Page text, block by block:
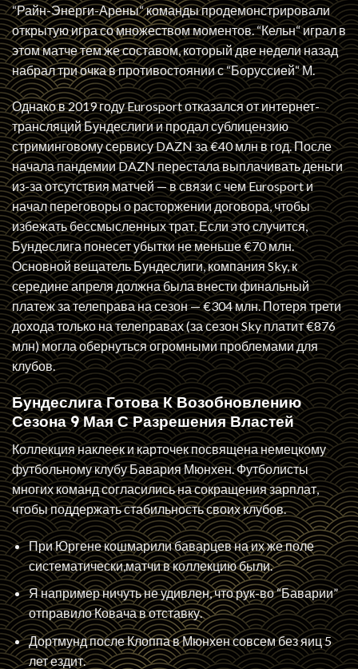
“Райн-Энерги-Арены“ команды продемонстрировали
открытую игра со множеством моментов. “Кельн“ играл в
этом матче тем же составом, который две недели назад
набрал три очка в противостоянии с “Боруссией“ М.
Однако в 2019 году Eurosport отказался от интернет-
трансляций Бундеслиги и продал сублицензию
стриминговому сервису DAZN за €40 млн в год. После
начала пандемии DAZN перестала выплачивать деньги
из-за отсутствия матчей — в связи с чем Eurosport и
начал переговоры о расторжении договора, чтобы
избежать бессмысленных трат. Если это случится,
Бундеслига понесет убытки не меньше €70 млн.
Основной вещатель Бундеслиги, компания Sky, к
середине апреля должна была внести финальный
платеж за телеправа на сезон — €304 млн. Потеря трети
дохода только на телеправах (за сезон Sky платит €876
млн) могла обернуться огромными проблемами для
клубов.
Бундеслига Готова К Возобновлению
Сезона 9 Мая С Разрешения Властей
Коллекция наклеек и карточек посвящена немецкому
футбольному клубу Бавария Мюнхен. Футболисты
многих команд согласились на сокращения зарплат,
чтобы поддержать стабильность своих клубов.
При Юргене кошмарили баварцев на их же поле
систематически,матчи в коллекцию были.
Я например ничуть не удивлен, что рук-во “Баварии”
отправило Ковача в отставку.
Дортмунд после Клоппа в Мюнхен совсем без яиц 5
лет ездит.